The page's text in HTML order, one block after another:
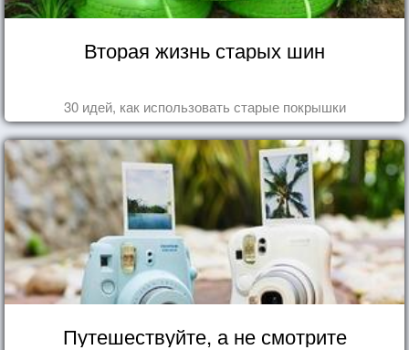
Вторая жизнь старых шин
30 идей, как использовать старые покрышки
Путешествуйте, а не смотрите